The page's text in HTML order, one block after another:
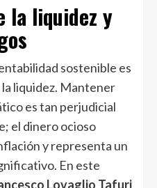
la liquidez y
sostenible es
liquidez. Mantener
es tan perjudicial
el dinero ocioso
y representa un
En este
Lovaglio Tafuri